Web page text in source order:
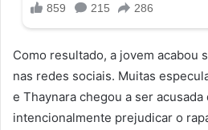
Como resultado, a jovem acabou
nas redes sociais. Muitas
e Thaynara chegou a ser
intencionalmente prejudicar o